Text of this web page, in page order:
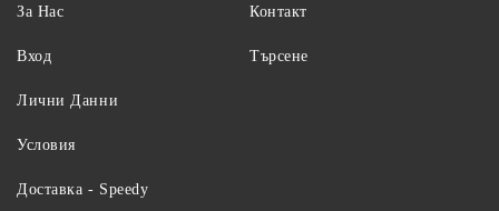
За Нас
Вход
Контакт
Търсене
Лични Данни
Условия
Доставка - Speedy